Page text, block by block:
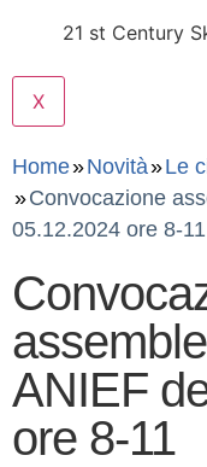
21 st Century
X
Home Novità
Le
Convocazione
05.12.2024 ore 8-11
ANIEF
ore 8-11